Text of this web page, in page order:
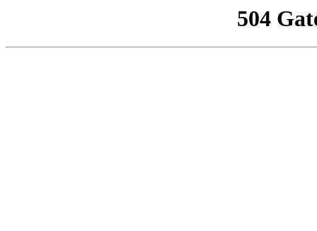
504